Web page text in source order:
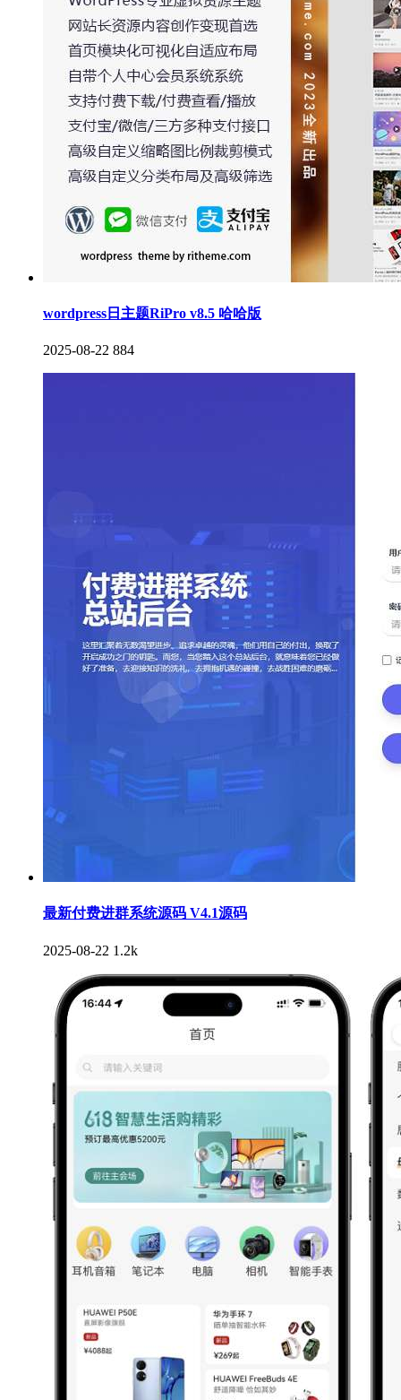
wordpress日主题RiPro v8.5 哈哈版
2025-08-22 884
最新付费进群系统源码 V4.1源码
2025-08-22 1.2k